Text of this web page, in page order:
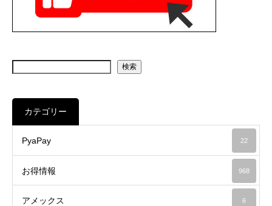
検索
カテゴリー
PyaPay 22
お得情報 968
アメックス 6